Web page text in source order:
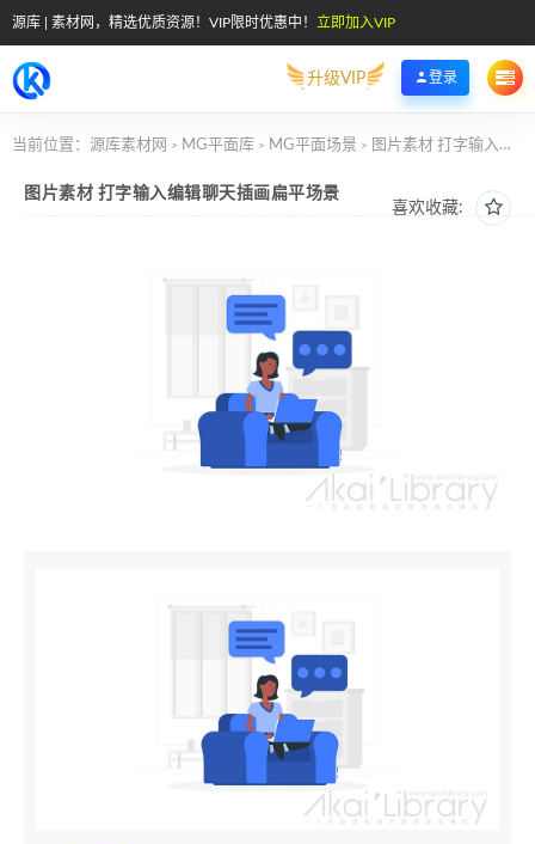
源库 | 素材网，精选优质资源！VIP限时优惠中！ 立即加入VIP
升级VIP 登录
当前位置： 源库素材网 > MG平面库 > MG平面场景 > 图片素材 打字输入编辑聊天插画扁平场景
喜欢收藏:
图片素材 打字输入编辑聊天插画扁平场景